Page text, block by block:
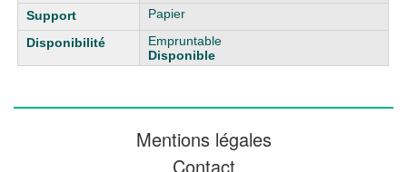
Papier
Empruntable
Disponible
Mentions légales
Contact